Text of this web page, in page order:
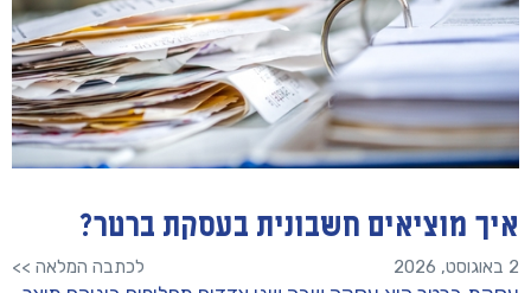
איך מוציאים חשבונית בעסקת ברטר?
2 באוגוסט, 2026 לכתבה המלאה >>